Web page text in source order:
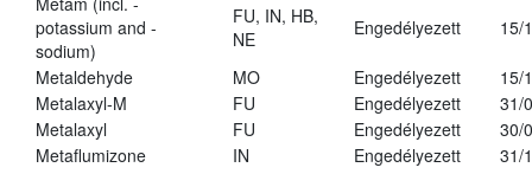
potassium and -
sodium)
FU, IN, HB,
NE
Engedélyezett 15/
Metaldehyde MO Engedélyezett
15/
Metalaxyl-M
FU Engedélyezett
31/
Metalaxyl
FU Engedélyezett
30/
Metaflumizone
IN Engedélyezett
31/